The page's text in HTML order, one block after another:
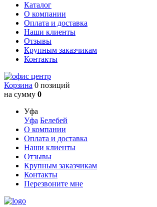
Каталог
О компании
Оплата и доставка
Наши клиенты
Отзывы
Крупным заказчикам
Контакты
Корзина 0 позиций
на сумму 0
Уфа
Уфа Белебей
О компании
Оплата и доставка
Наши клиенты
Отзывы
Крупным заказчикам
Контакты
Перезвоните мне